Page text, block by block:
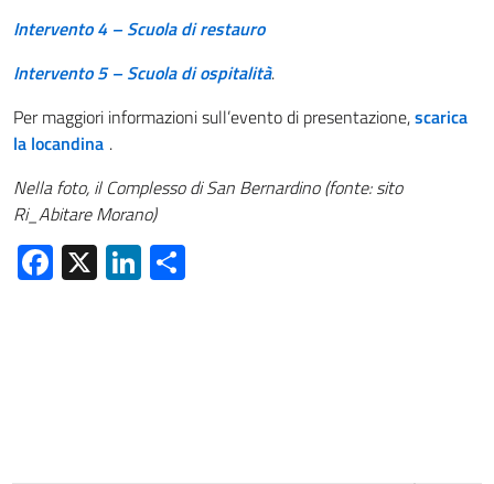
Intervento 4 – Scuola di restauro
Intervento 5 – Scuola di ospitalità.
Per maggiori informazioni sull’evento di presentazione,scarica
la locandina .
Nella foto, il Complesso di San Bernardino (fonte: sito
Ri_Abitare Morano)
Facebook
X LinkedIn